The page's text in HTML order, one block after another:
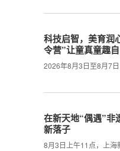
科技启智，美育润
令营”让童真童趣
2026年8月3日至8月7
在新天地“偶遇”非
新落子
8月3日上午11点，上海